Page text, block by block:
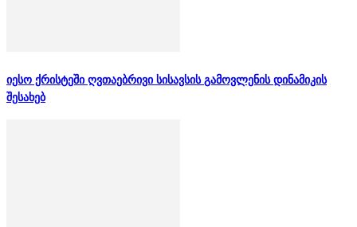
იესო ქრისტეში ღვთაებრივი სისავსის გამოვლენის დინამიკის
შესახებ